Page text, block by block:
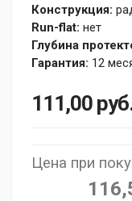
Конструкция:
Run-flat: нет
Глубина
Гарантия: 12
111,00
Цена при